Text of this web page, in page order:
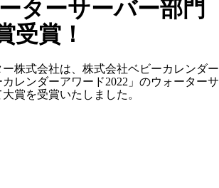
ターサーバー部門
受賞！
株式会社は、株式会社ベビーカレンダー
レンダーアワード2022」のウォーターサ
賞を受賞いたしました。